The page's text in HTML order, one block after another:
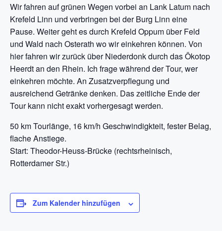
Wir fahren auf grünen Wegen vorbei an Lank Latum nach
Krefeld Linn und verbringen bei der Burg Linn eine
Pause. Weiter geht es durch Krefeld Oppum über Feld
und Wald nach Osterath wo wir einkehren können. Von
hier fahren wir zurück über Niederdonk durch das Ökotop
Heerdt an den Rhein. Ich frage während der Tour, wer
einkehren möchte. An Zusatzverpflegung und
ausreichend Getränke denken. Das zeitliche Ende der
Tour kann nicht exakt vorhergesagt werden.
50 km Tourlänge, 16 km/h Geschwindigkteit, fester Belag,
flache Anstiege.
Start: Theodor-Heuss-Brücke (rechtsrheinisch,
Rotterdamer Str.)
Zum Kalender hinzufügen